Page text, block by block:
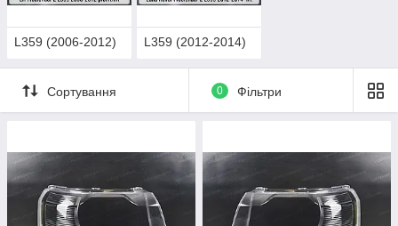
L359 (2006-2012) L359 (2012-2014)
Сортування 0 Фільтри